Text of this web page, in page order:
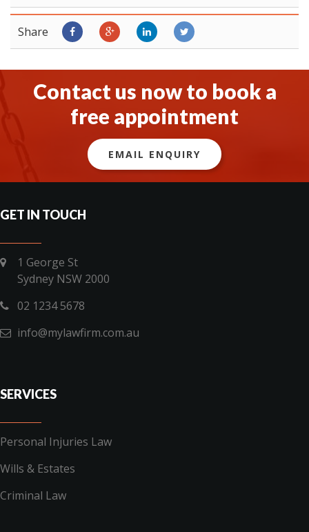
Share
Contact us now to book a
free appointment
EMAIL ENQUIRY
GET IN TOUCH
1 George St
Sydney NSW 2000
02 1234 5678
info@mylawfirm.com.au
SERVICES
Personal Injuries Law
Wills & Estates
Criminal Law